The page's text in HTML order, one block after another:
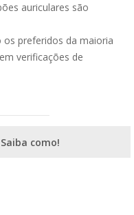
auriculares são
preferidos da maioria
verificações de
como!